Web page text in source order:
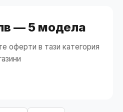
— 5 модела
оферти в тази категория